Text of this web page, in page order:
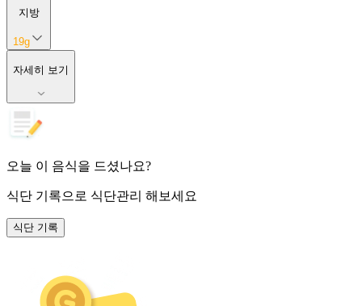
지방
19g
자세히 보기
오늘 이 음식을 드셨나요?
식단 기록으로 식단관리 해보세요
식단 기록